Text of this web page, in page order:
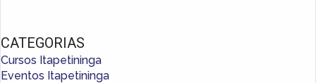
CATEGORIAS
Cursos Itapetininga
Eventos Itapetininga